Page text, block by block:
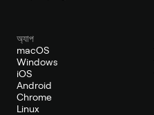
অ্যাপ
macOS
Windows
iOS
Android
Chrome
Linux